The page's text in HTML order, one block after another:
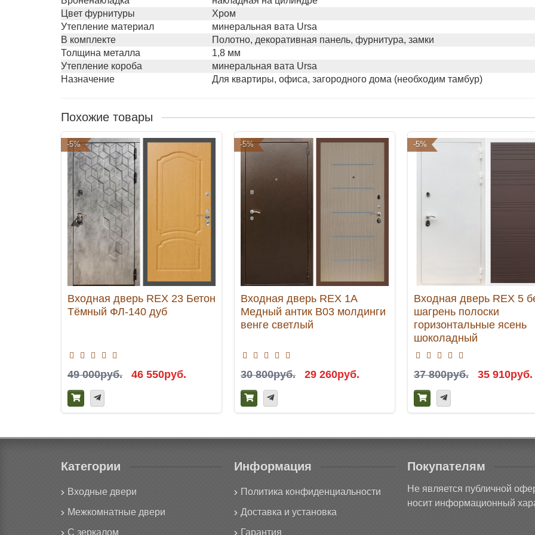
Цвет фурнитуры
Хром
Утепление материал
минеральная вата Ursa
В комплекте
Полотно, декоративная панель, фурнитура, замки
Толщина металла
1,8 мм
Утепление короба
минеральная вата Ursa
Назначение
Для квартиры, офиса, загородного дома (необходим тамбур)
Похожие товары
-5%
Входная дверь REX 23 Бетон
Тёмный ФЛ-140 дуб
49 000руб. 46 550руб.
-5%
Входная дверь REX 1А
Медный антик B03 молдинги
венге светлый
30 800руб. 29 260руб.
-5%
Входная дверь REX 5
шагрень полоски
горизонтальные ясень
шоколадный
37 800руб. 35 910руб.
Категории
Входные двери
Межкомнатные двери
С зеркалом
Информация
Политика конфиденциальности
Доставка и установка
Гарантия
Покупателям
Не является публичной
носит информационный